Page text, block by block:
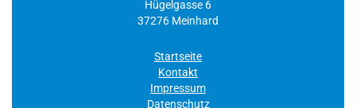
Hügelgasse 6
37276 Meinhard
Startseite
Kontakt
Impressum
Datenschutz